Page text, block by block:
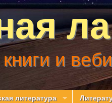
и
литература